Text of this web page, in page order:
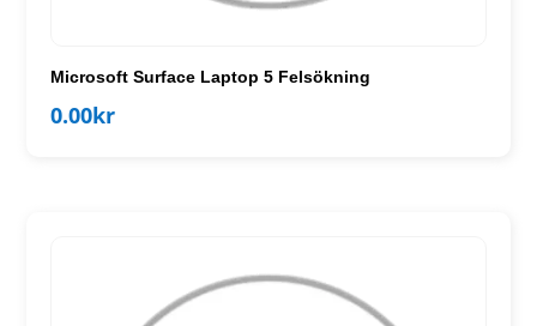
Microsoft Surface Laptop 5 Felsökning
0.00kr